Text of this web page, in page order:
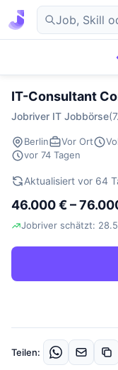
IT-Consultant
Jobriver IT Jobbörse
Berlin Vor Ort
vor 74 Tagen
Aktualisiert vor 64
46.000 € –
Jobriver schätzt:
Teilen: